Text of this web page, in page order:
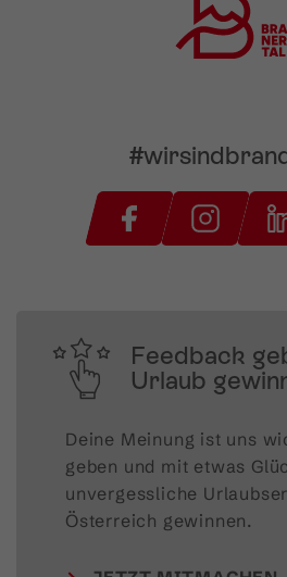
Feedback
Urlaub
Deine Meinung ist uns
geben und mit etwas
unvergessliche
Österreich gewinnen.